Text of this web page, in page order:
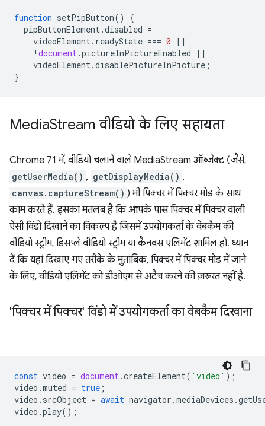
function setPipButton()
{
pipButtonElement.disabled =
videoElement. readyState === 0
||
! document.pictureInPictureEnabled
||
videoElement.disablePictureInPicture ;
}
MediaStream वीडियो के लिए सहायता
Chrome 71 में, वीडियो चलाने वाले MediaStream ऑब्जेक्ट (जैसे,
getUserMedia() , getDisplayMedia() ,
canvas.captureStream() ) भी पिक्चर में पिक्चर मोड के साथ
काम करते हैं. इसका मतलब है कि आपके पास पिक्चर में पिक्चर वाली
ऐसी विंडो दिखाने का विकल्प है जिसमें उपयोगकर्ता के वेबकैम की
वीडियो स्ट्रीम, डिसप्ले वीडियो स्ट्रीम या कैनवस एलिमेंट शामिल हो. ध्यान
दें कि यहां दिखाए गए तरीके के मुताबिक, पिक्चर में पिक्चर मोड में जाने
के लिए, वीडियो एलिमेंट को डीओएम से अटैच करने की ज़रूरत नहीं है.
'पिक्चर में पिक्चर' विंडो में उपयोगकर्ता का वेबकैम दिखाना
const video = document.createElement( 'video' );
video .muted = true ;
video . srcObject = await navigator .mediaDevices .
video .play();